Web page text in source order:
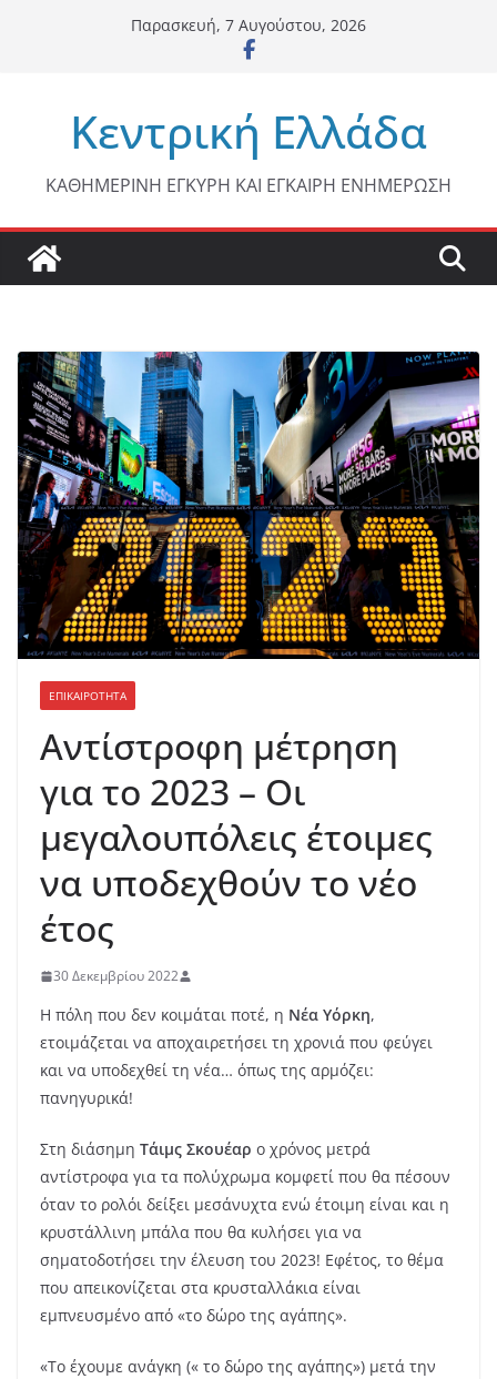
Παρασκευή, 7 Αυγούστου, 2026
Κεντρική Ελλάδα
ΚΑΘΗΜΕΡΙΝΗ ΕΓΚΥΡΗ ΚΑΙ ΕΓΚΑΙΡΗ ΕΝΗΜΕΡΩΣΗ
ΕΠΙΚΑΙΡΟΤΗΤΑ
Aντίστροφη μέτρηση
για το 2023 – Οι
μεγαλουπόλεις έτοιμες
να υποδεχθούν το νέο
έτος
30 Δεκεμβρίου 2022
Η πόλη που δεν κοιμάται ποτέ, η Νέα Υόρκη,
ετοιμάζεται να αποχαιρετήσει τη χρονιά που φεύγει
και να υποδεχθεί τη νέα… όπως της αρμόζει:
πανηγυρικά!
Στη διάσημη Τάιμς Σκουέαρ ο χρόνος μετρά
αντίστροφα για τα πολύχρωμα κομφετί που θα πέσουν
όταν το ρολόι δείξει μεσάνυχτα ενώ έτοιμη είναι και η
κρυστάλλινη μπάλα που θα κυλήσει για να
σηματοδοτήσει την έλευση του 2023! Εφέτος, το θέμα
που απεικονίζεται στα κρυσταλλάκια είναι
εμπνευσμένο από «το δώρο της αγάπης».
«Το έχουμε ανάγκη (« το δώρο της αγάπης») μετά την